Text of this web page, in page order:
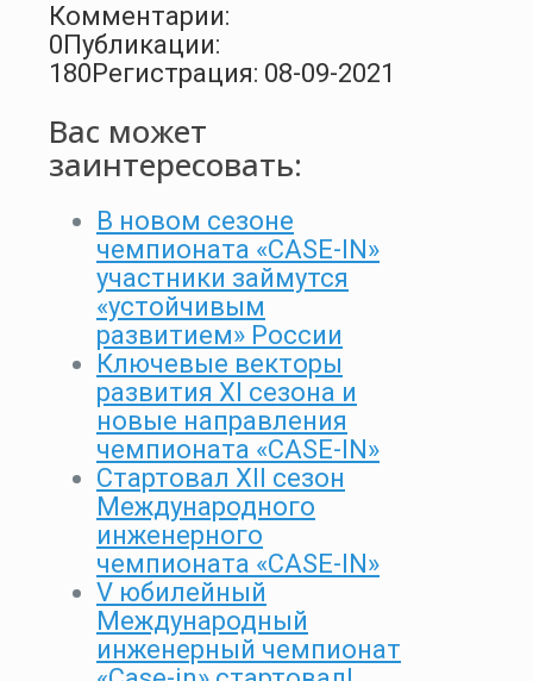
Комментарии:
0 Публикации:
180 Регистрация: 08-09-2021
Вас может
заинтересовать:
В новом сезоне
чемпионата «CASE-IN»
участники займутся
«устойчивым
развитием» России
Ключевые векторы
развития XI сезона и
новые направления
чемпионата «CASE-IN»
Стартовал XII сезон
Международного
инженерного
чемпионата «CASE-IN»
V юбилейный
Международный
инженерный чемпионат